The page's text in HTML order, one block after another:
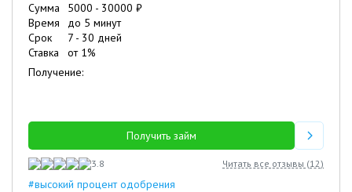
Сумма 5000 - 30000 ₽
Время
до 5 минут
Срок
7 - 30 дней
Ставка
от 1%
Получение:
Получить займ
3.8 Читать все отзывы (12)
#высокий процент одобрения